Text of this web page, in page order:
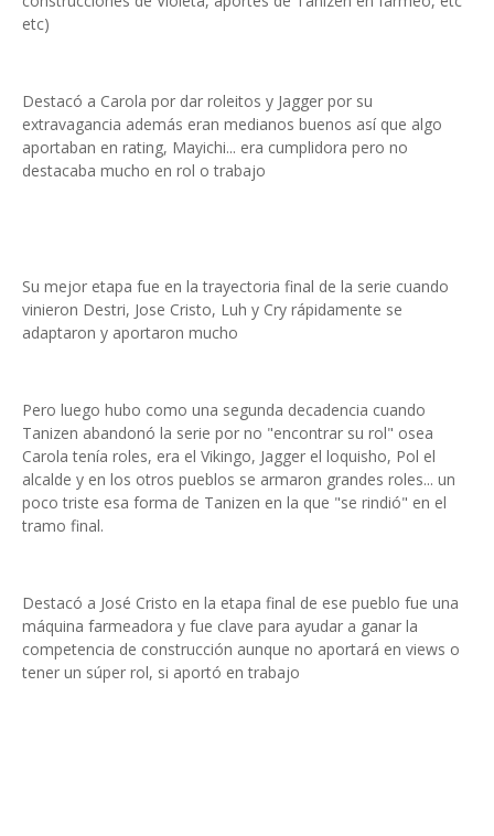
etc)
Destacó a Carola por dar roleitos y Jagger por su
extravagancia además eran medianos buenos así que algo
aportaban en rating, Mayichi... era cumplidora pero no
destacaba mucho en rol o trabajo
Su mejor etapa fue en la trayectoria final de la serie cuando
vinieron Destri, Jose Cristo, Luh y Cry rápidamente se
adaptaron y aportaron mucho
Pero luego hubo como una segunda decadencia cuando
Tanizen abandonó la serie por no "encontrar su rol" osea
Carola tenía roles, era el Vikingo, Jagger el loquisho, Pol el
alcalde y en los otros pueblos se armaron grandes roles... un
poco triste esa forma de Tanizen en la que "se rindió" en el
tramo final.
Destacó a José Cristo en la etapa final de ese pueblo fue una
máquina farmeadora y fue clave para ayudar a ganar la
competencia de construcción aunque no aportará en views o
tener un súper rol, si aportó en trabajo